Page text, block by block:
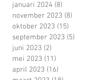
januari 2024 (8)
november 2023 (8)
oktober 2023 (15)
september 2023 (5)
juni 2023 (2)
mei 2023 (11)
april 2023 (16)